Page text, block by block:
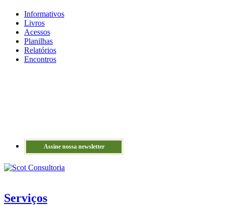
Informativos
Livros
Acessos
Planilhas
Relatórios
Encontros
Assine nossa newsletter
Serviços